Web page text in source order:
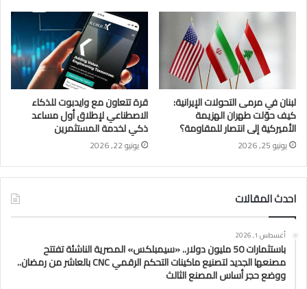
لبنان في مرمى التحولات الإيرانية:
كيف حوّلت طهران الهزيمة
الأميركية إلى انتصار للمقاومة؟
يونيو 25, 2026
قرة تتعاون مع وايدبوت للذكاء
الاصطناعي لإطلاق أول مساعد
ذكي لخدمة المستثمرين
يونيو 22, 2026
احدث المقالات
أغسطس 1, 2026
باستثمارات 50 مليون دولار.. «سيمبلكس» المصرية الناشئة تفتتح
مصنعها الجديد لتصنيع ماكينات التحكم الرقمي CNC بالعاشر من رمضان..
ووضع حجر أساس المصنع الثالث